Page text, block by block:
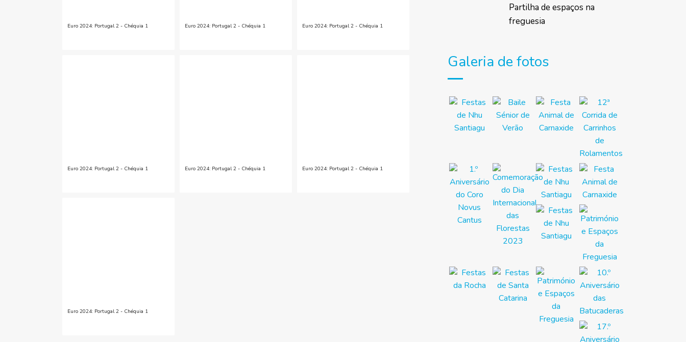
Euro 2024: Portugal 2 - Chéquia 1 Euro 2024: Portugal 2 - Chéquia 1 Euro 2024: Portugal 2 - Chéquia 1
Euro 2024: Portugal 2 - Chéquia 1 Euro 2024: Portugal 2 - Chéquia 1 Euro 2024: Portugal 2 - Chéquia 1
Euro 2024: Portugal 2 - Chéquia 1
Partilha de espaços na
freguesia
Galeria de fotos